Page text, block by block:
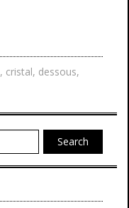
, cristal, dessous,
Search